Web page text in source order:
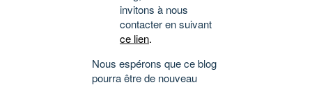
invitons à nous
contacter en suivant
ce lien.
Nous espérons que ce blog
pourra être de nouveau